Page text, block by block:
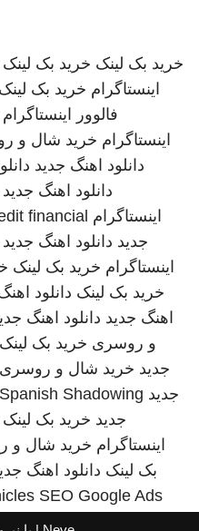
خرید بک لینک خرید بک لینک
اینستاگرام خرید بک لینک
فالوور اینستاگرام
اینستاگرام خرید شال و
دانلود اهنگ جدید
دانلود اهنگ جدید
اینستاگرام financial
جدید دانلود اهنگ جدید
اینستاگرام خرید بک لینک
خرید بک لینک دانلود
اهنگ جدید دانلود اهنگ
و روسری خرید بک لینک
جدید خرید شال و روسری
جدید Spanish Shadowing
جدید خرید بک لینک
اینستاگرام خرید شال و
بک لینک دانلود اهنگ
SEO Google Ads